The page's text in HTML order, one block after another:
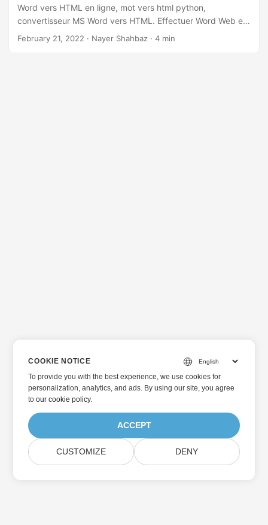
Word vers HTML en ligne, mot vers html python,
convertisseur MS Word vers HTML. Effectuer Word Web en
ligne
February 21, 2022 · Nayer Shahbaz · 4 min
COOKIE NOTICE
To provide you with the best experience, we use cookies for
personalization, analytics, and ads. By using our site, you agree
toour cookie policy.
ACCEPT
CUSTOMIZE DENY